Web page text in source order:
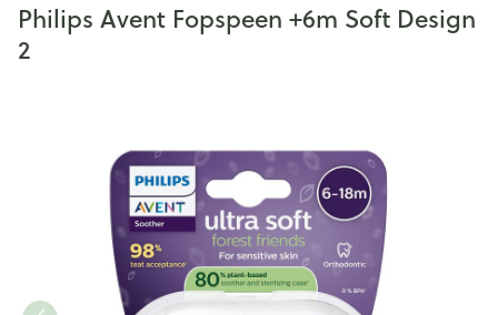
Philips Avent Fopspeen +6m Soft Design
2